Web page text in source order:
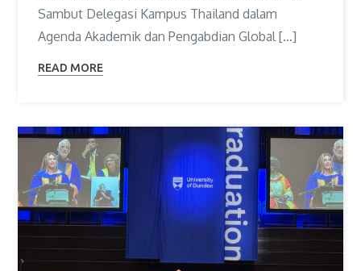
Sambut Delegasi Kampus Thailand dalam
Agenda Akademik dan Pengabdian Global […]
READ MORE